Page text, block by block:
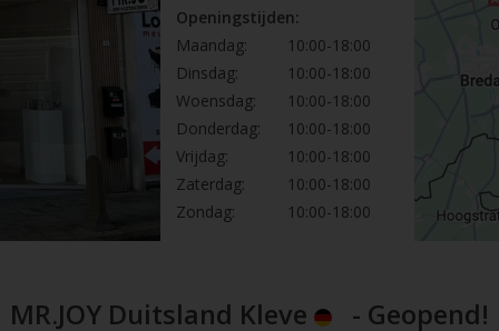
Openingstijden:
Maandag:
10:00-18:00
Dinsdag:
10:00-18:00
Woensdag:
10:00-18:00
Donderdag:
10:00-18:00
Vrijdag:
10:00-18:00
Zaterdag:
10:00-18:00
Zondag:
10:00-18:00
MR.JOY Duitsland Kleve - Geopend!